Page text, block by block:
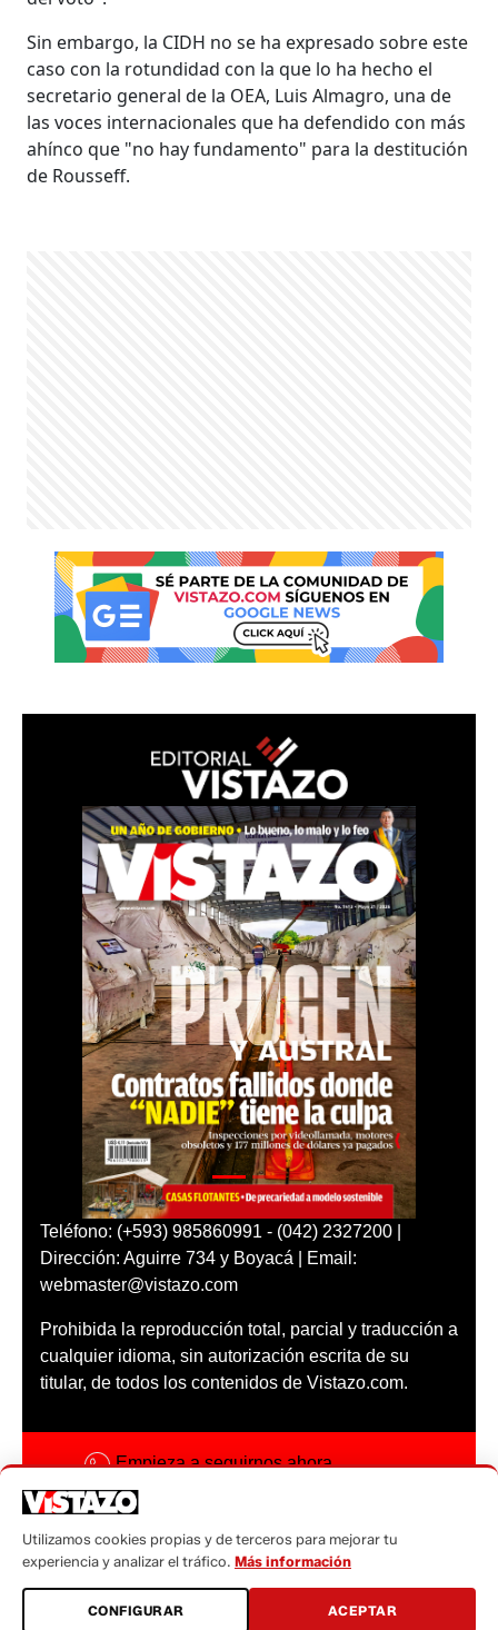
Sin embargo, la CIDH no se ha expresado sobre este
caso con la rotundidad con la que lo ha hecho el
secretario general de la OEA, Luis Almagro, una de
las voces internacionales que ha defendido con más
ahínco que "no hay fundamento" para la destitución
de Rousseff.
Teléfono: (+593) 985860991 - (042) 2327200 |
Dirección: Aguirre 734 y Boyacá | Email:
webmaster@vistazo.com
Prohibida la reproducción total, parcial y traducción a
cualquier idioma, sin autorización escrita de su
titular, de todos los contenidos de Vistazo.com.
Empieza a seguirnos ahora
Código ética
Sugerencias a:
sugerencias@vistazo.com
Utilizamos cookies propias y de terceros para mejorar tu
experiencia y analizar el tráfico. Más información
CONFIGURAR ACEPTAR